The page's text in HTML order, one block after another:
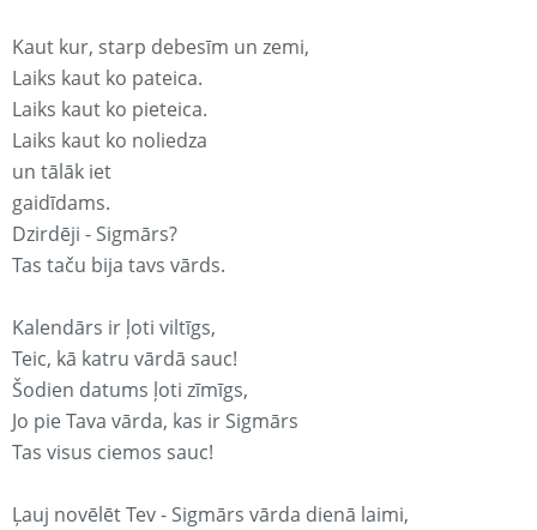
Kaut kur, starp debesīm un zemi,
Laiks kaut ko pateica.
Laiks kaut ko pieteica.
Laiks kaut ko noliedza
un tālāk iet
gaidīdams.
Dzirdēji - Sigmārs?
Tas taču bija tavs vārds.
Kalendārs ir ļoti viltīgs,
Teic, kā katru vārdā sauc!
Šodien datums ļoti zīmīgs,
Jo pie Tava vārda, kas ir Sigmārs
Tas visus ciemos sauc!
Ļauj novēlēt Tev - Sigmārs vārda dienā laimi,